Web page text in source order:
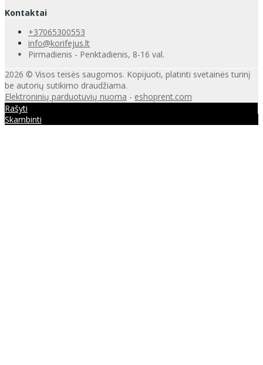
Kontaktai
+37065300553
info@korifejus.lt
Pirmadienis - Penktadienis, 8-16 val.
2026 © Visos teisės saugomos. Kopijuoti, platinti svetainės turinį
be autorių sutikimo draudžiama.
Elektroninių parduotuvių nuoma - eshoprent.com
Rašyti
Skambinti